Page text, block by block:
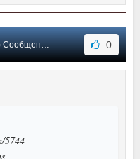
#7 0
5744